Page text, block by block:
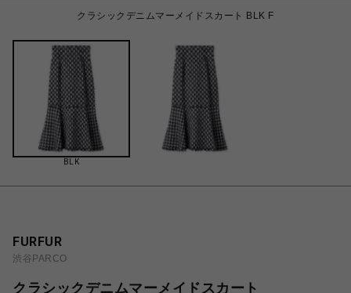
クラシックデニムマーメイドスカート BLK F
BLK
FURFUR
渋谷PARCO
クラシックデニムマーメイドスカート